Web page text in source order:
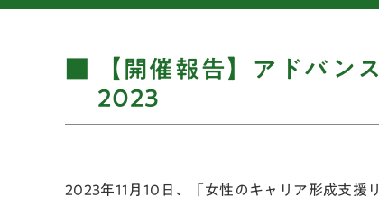
【開催報告】アドバン
2023
2023年11月10日、「女性のキャリア形成支援